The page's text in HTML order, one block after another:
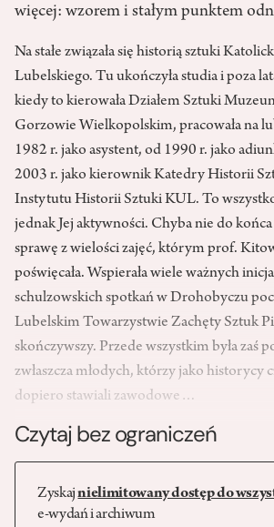
więcej: wzorem i stałym punktem
Na stałe związała się historią sztuki
Lubelskiego. Tu ukończyła studia i poza
kiedy to kierowała Działem Sztuki
Gorzowie Wielkopolskim, pracowała na
1982 r. jako asystent, od 1990 r. jako
2003 r. jako kierownik Katedry Historii
Instytutu Historii Sztuki KUL. To
jednak Jej aktywności. Chyba nie do
sprawę z wielości zajęć, którym prof.
poświęcała. Wspierała wiele ważnych
schulzowskich spotkań w Drohobyczu
Lubelskim Towarzystwie Zachęty Sztuk
skończywszy. Przede wszystkim była zaś
zwłaszcza młodych, którzy jako historycy
dopiero stawiali zawodowe…
Czytaj bez ograniczeń
Zyskajnielimitowany dostęp do
e-wydań i archiwum